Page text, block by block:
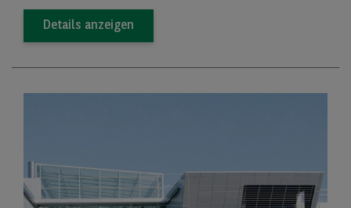
Details anzeigen